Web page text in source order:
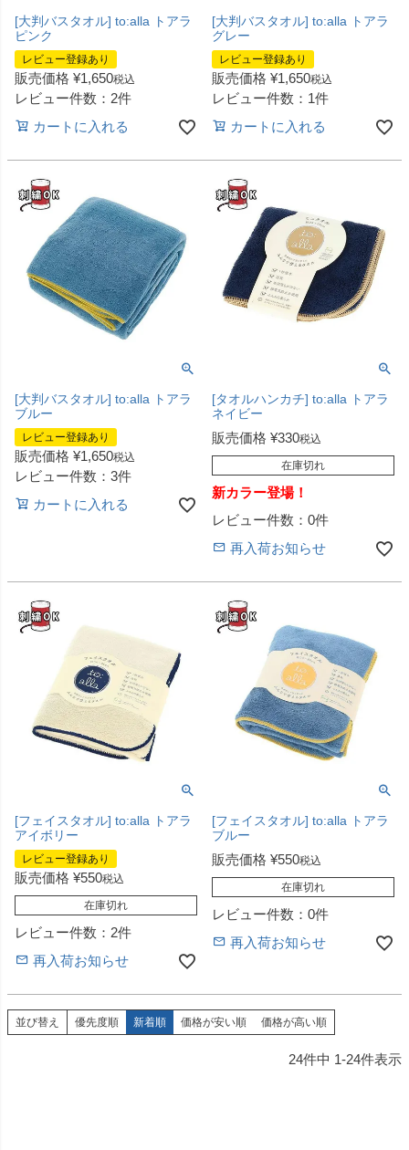
[大判バスタオル] to:alla トアラ
ピンク
レビュー登録あり
販売価格 ¥1,650税込
レビュー件数：2件
カートに入れる
[大判バスタオル] to:alla トアラ
グレー
レビュー登録あり
販売価格 ¥1,650税込
レビュー件数：1件
カートに入れる
[大判バスタオル] to:alla トアラ
ブルー
レビュー登録あり
販売価格 ¥1,650税込
レビュー件数：3件
カートに入れる
[タオルハンカチ] to:alla トアラ
ネイビー
販売価格 ¥330税込
在庫切れ
新カラー登場！
レビュー件数：0件
再入荷お知らせ
[フェイスタオル] to:alla トアラ
アイボリー
レビュー登録あり
販売価格 ¥550税込
在庫切れ
レビュー件数：2件
再入荷お知らせ
[フェイスタオル] to:alla トアラ
ブルー
販売価格 ¥550税込
在庫切れ
レビュー件数：0件
再入荷お知らせ
並び替え 優先度順 新着順 価格が安い順 価格が高い順
24件中 1-24件表示